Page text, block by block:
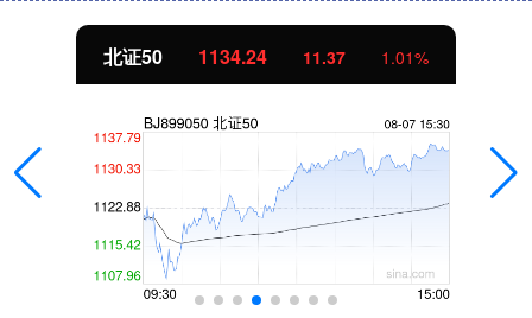
北证50 1134.24 11.37 1.01%